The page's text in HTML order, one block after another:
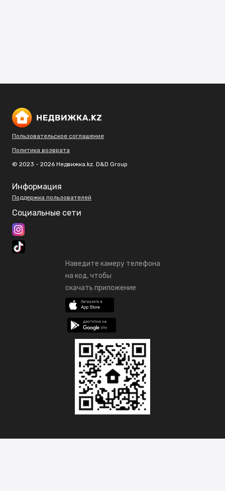
Пользовательское соглашение
Политика возврата
© 2023 - 2026 Недвижка.kz. D&D Group
Информация
Поддержка пользователей
Социальные сети
Наведите камеру телефона
на код, чтобы
скачать приложение